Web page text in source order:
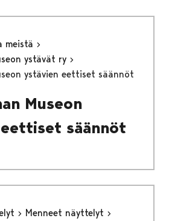
meistä
ystävät ry
ystävien eettiset säännöt
Museon
säännöt
Menneet näyttelyt